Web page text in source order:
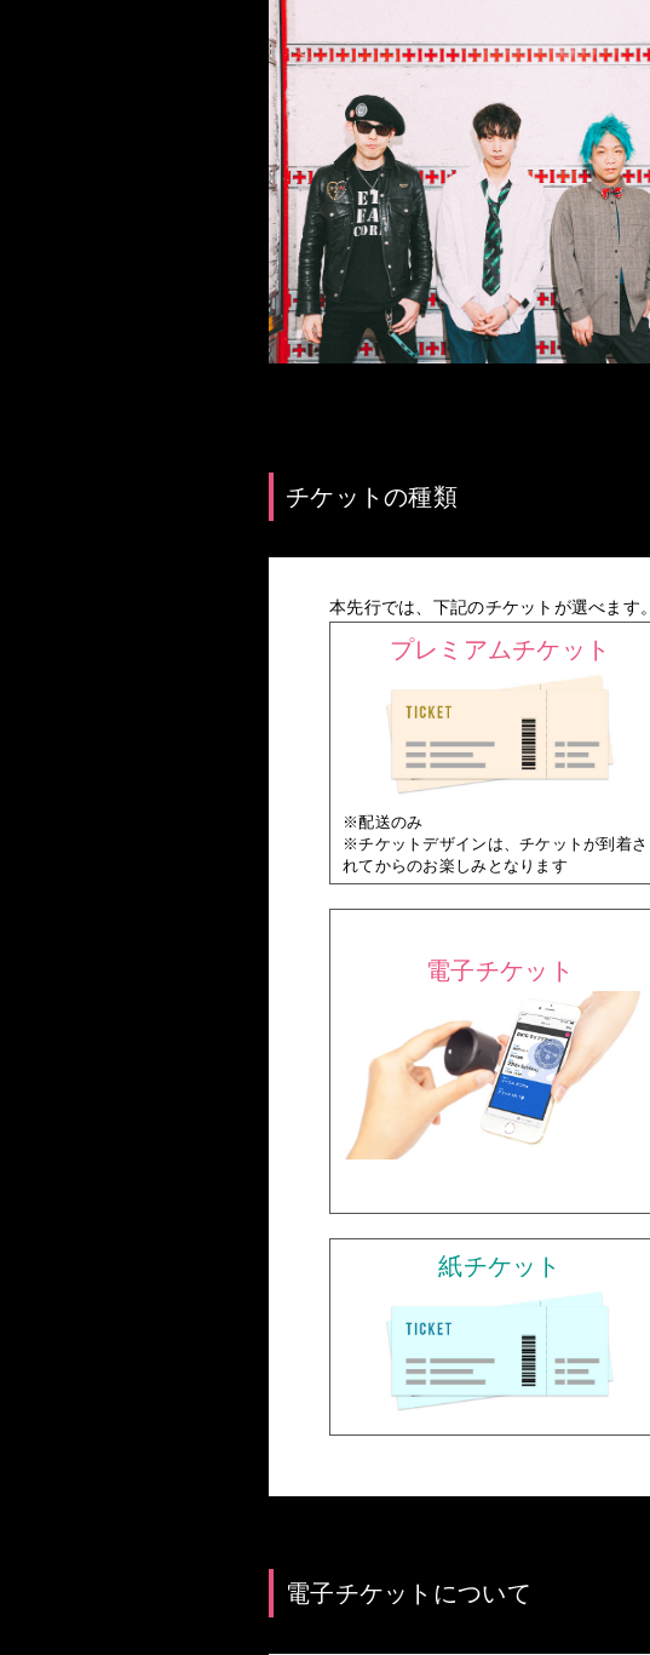
チケットの種類
本先行では、下記のチケットが選べます。
プレミアムチケット
※配送のみ
※チケットデザインは、チケットが到着さ
れてからのお楽しみとなります
電子チケット
紙チケット
電子チケットについて